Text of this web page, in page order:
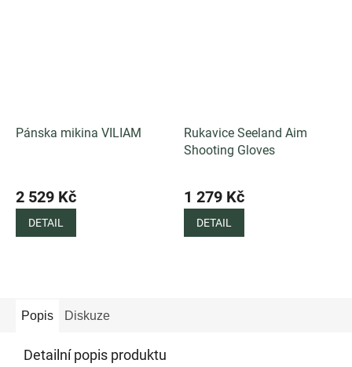
Pánska mikina VILIAM
2 529 Kč
DETAIL
Rukavice Seeland Aim
Shooting Gloves
1 279 Kč
DETAIL
Popis Diskuze
Detailní popis produktu